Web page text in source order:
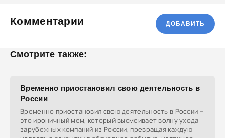
Комментарии ДОБАВИТЬ
Смотрите также:
Временно приостановил свою деятельность в
России
Временно приостановил свою деятельность в России –
это ироничный мем, который высмеивает волну ухода
зарубежных компаний из России, превращая каждую